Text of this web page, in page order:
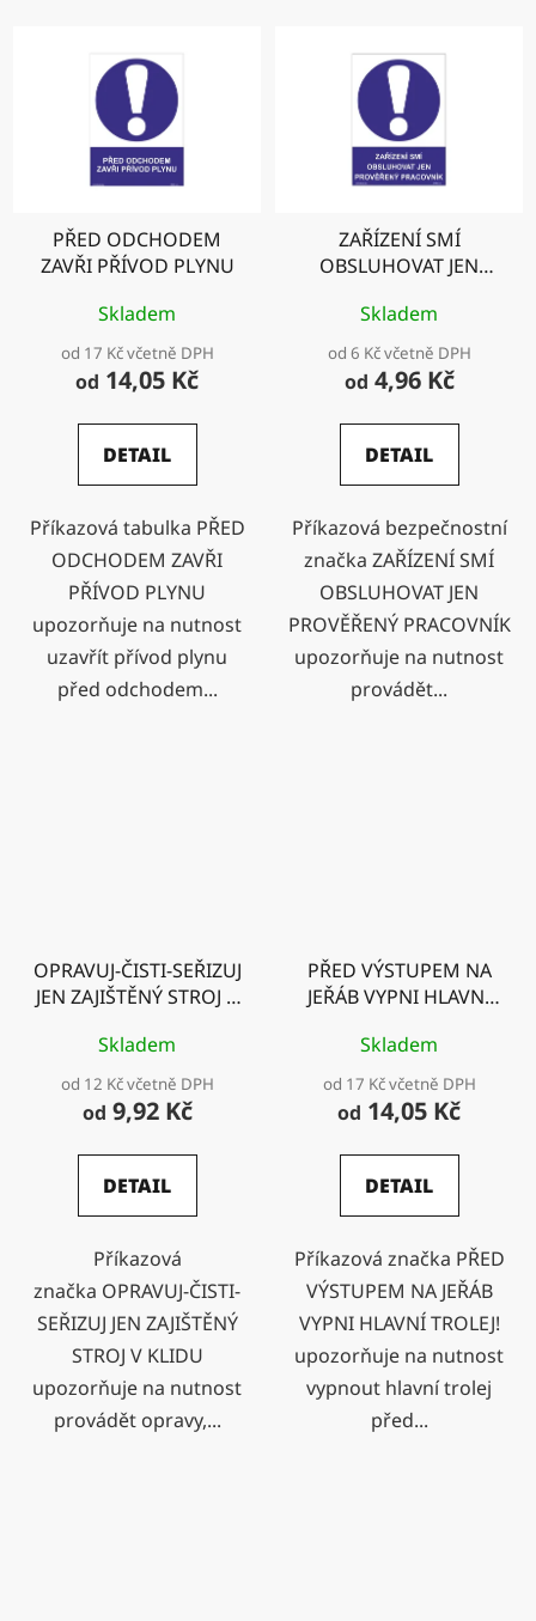
PŘED ODCHODEM
ZAVŘI PŘÍVOD PLYNU
Skladem
od 17 Kč včetně DPH
od 14,05 Kč
DETAIL
Příkazová tabulka PŘED
ODCHODEM ZAVŘI
PŘÍVOD PLYNU
upozorňuje na nutnost
uzavřít přívod plynu
před odchodem...
ZAŘÍZENÍ SMÍ
OBSLUHOVAT JEN
PRACOVNÍK
Skladem
od 6 Kč včetně DPH
od 4,96 Kč
DETAIL
Příkazová bezpečnostní
značka ZAŘÍZENÍ SMÍ
OBSLUHOVAT JEN
PROVĚŘENÝ PRACOVNÍK
upozorňuje na nutnost
provádět...
OPRAVUJ-ČISTI-SEŘIZUJ
JEN ZAJIŠTĚNÝ STROJ V
Skladem
od 12 Kč včetně DPH
od 9,92 Kč
DETAIL
Příkazová
značka OPRAVUJ-ČISTI-
SEŘIZUJ JEN ZAJIŠTĚNÝ
STROJ V KLIDU
upozorňuje na nutnost
provádět opravy,...
PŘED VÝSTUPEM NA
JEŘÁB VYPNI HLAVNÍ
Skladem
od 17 Kč včetně DPH
od 14,05 Kč
DETAIL
Příkazová značka PŘED
VÝSTUPEM NA JEŘÁB
VYPNI HLAVNÍ TROLEJ!
upozorňuje na nutnost
vypnout hlavní trolej
před...